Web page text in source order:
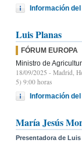
Información
Luis Planas
FÓRUM EUROPA
Ministro de
18/09/2025 - Madrid,
5) 9:00 horas
Información
María Jesús
Presentadora de Luis